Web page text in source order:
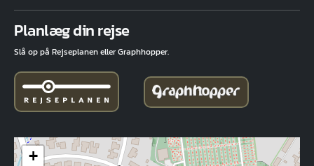
Planlæg din rejse
Slå op på Rejseplanen eller Graphhopper.
+